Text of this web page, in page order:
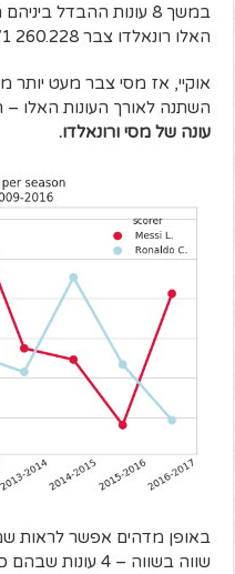
האלו רונאלדו צבר 260.228 RGV1 בזמן שמסי צבר 271.629.
אוקיי, אז מסי צבר מעט יותר
השתנה לאורך העונות האלו
עונה של מסי ורונאלדו.
באופן מדהים אפשר לראות